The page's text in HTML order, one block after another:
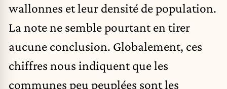
wallonnes et leur densité de population.
La note ne semble pourtant en tirer
aucune conclusion. Globalement, ces
chiffres nous indiquent que les
communes peu peuplées sont les